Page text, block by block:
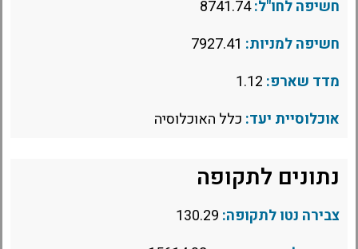
חשיפה לחו"ל:8741.74
חשיפה למניות:
מדד שארפ:
אוכלוסיית יעד: כלל האוכלוסיה
נתונים לתקופה
צבירה נטו לתקופה: